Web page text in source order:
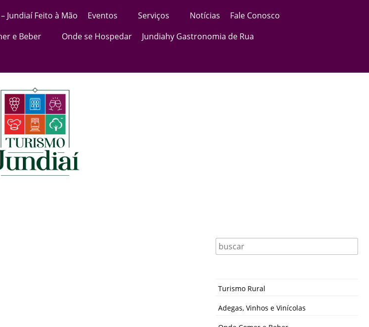
Jundiaí Feito à Mão Eventos Serviços Notícias
Fale Conosco
e Beber Onde se Hospedar
Jundiahy Gastronomia de Rua
Turismo Rural
Adegas, Vinhos e Vinícolas